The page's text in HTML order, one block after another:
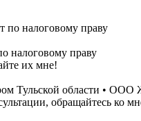
налоговому праву
их мне!
Тульской области •
обращайтесь ко